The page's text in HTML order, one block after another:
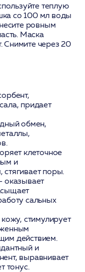
теплую
со 100 мл воды
ровным
Маска
Снимите через 20
придает
обмен,
клеточное
и
поры.
оказывает
сальных
стимулирует
действием.
и
выравнивает
тонус.